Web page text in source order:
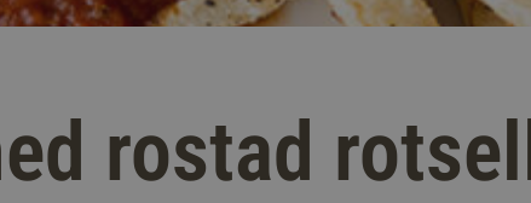
rostad